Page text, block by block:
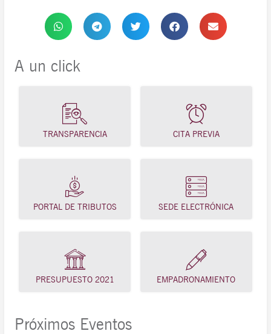
A un click
TRANSPARENCIA CITA PREVIA
PORTAL DE TRIBUTOS SEDE ELECTRÓNICA
PRESUPUESTO 2021 EMPADRONAMIENTO
Próximos Eventos